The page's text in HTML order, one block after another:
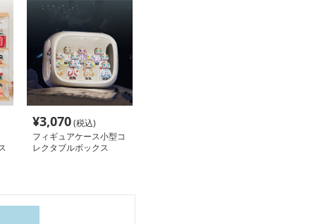
¥3,070(税込)
フィギュアケース小型コ
レクタブルボックス